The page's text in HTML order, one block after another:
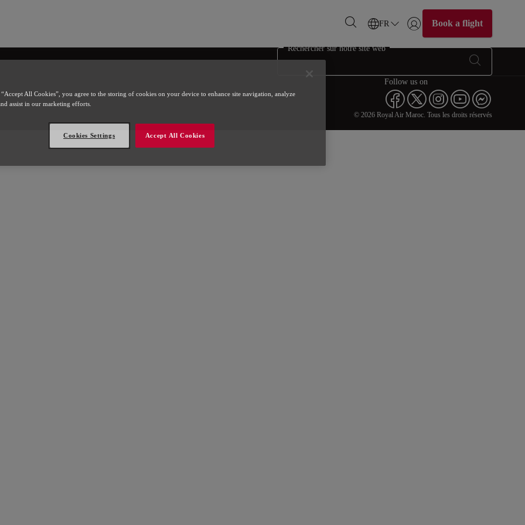
FR
Se connecter | S’inscrire)
Book a flight
Rechercher sur notre site web
Follow us on
© 2026 Royal Air Maroc. Tous les droits réservés
All Cookies”, you agree to the storing of cookies on your device to enhance site navigation, analyze
assist in our marketing efforts.
Accept All Cookies
Cookies Settings